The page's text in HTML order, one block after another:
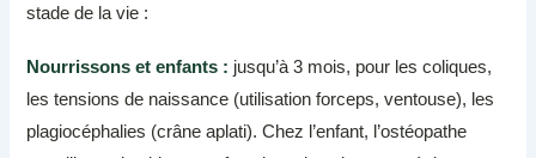
stade de la vie :
Nourrissons et enfants : jusqu’à 3 mois, pour les coliques,
les tensions de naissance (utilisation forceps, ventouse), les
plagiocéphalies (crâne aplati). Chez l’enfant, l’ostéopathe